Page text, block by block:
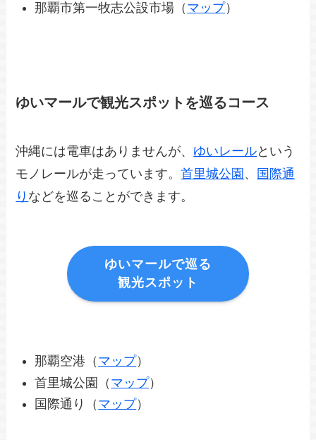
那覇市第一牧志公設市場（ マップ）
ゆいマールで観光スポットを巡るコース
沖縄には電車はありませんが、 ゆいレールという
モノレールが走っています。首里城公園 、
国際通
り などを巡ることができます。
ゆいマールで巡る
観光スポット
那覇空港（ マップ）
首里城公園（ マップ）
国際通り（ マップ）